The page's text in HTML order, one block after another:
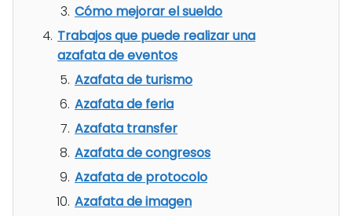
Cómo mejorar el sueldo
Trabajos que puede realizar una
azafata de eventos
Azafata de turismo
Azafata de feria
Azafata transfer
Azafata de congresos
Azafata de protocolo
Azafata de imagen